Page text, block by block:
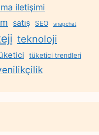
iletişimi
satış SEO snapchat
teknoloji
tüketici trendleri